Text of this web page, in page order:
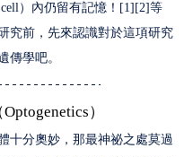
cell）內仍留有記憶！[1][2]等
究前，先來認識對於這項研究
傳學吧。
）
分奧妙，那最神祕之處莫過